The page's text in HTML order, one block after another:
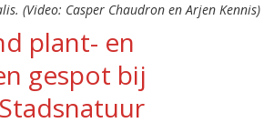
(Video: Casper Chaudron en Arjen Kennis)
plant- en
gespot bij